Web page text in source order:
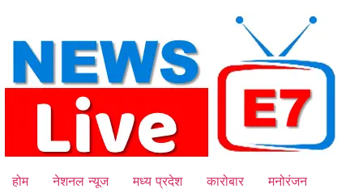
content
होम नेशनल न्यूज मध्य प्रदेश कारोबार
मनोरंजन